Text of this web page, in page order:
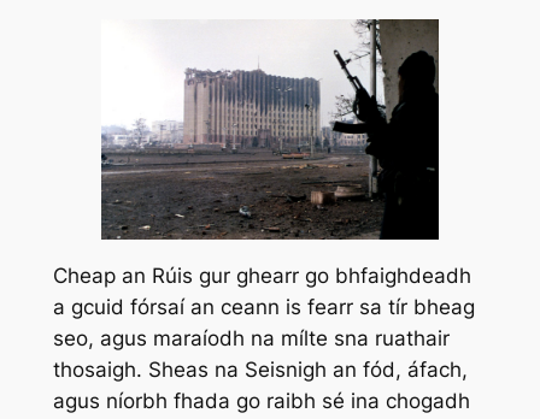
Cheap an Rúis gur ghearr go bhfaighdeadh
a gcuid fórsaí an ceann is fearr sa tír bheag
seo, agus maraíodh na mílte sna ruathair
thosaigh. Sheas na Seisnigh an fód, áfach,
agus níorbh fhada go raibh sé ina chogadh